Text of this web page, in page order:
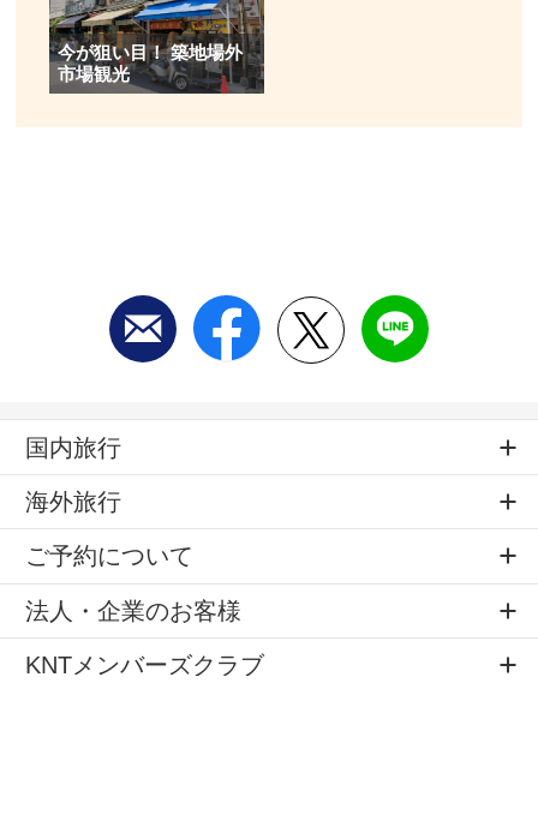
今が狙い目！ 築地場外
市場観光
国内旅行
海外旅行
ご予約について
法人・企業のお客様
KNTメンバーズクラブ